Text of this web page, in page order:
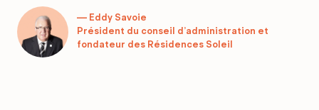
— Eddy Savoie
Président du conseil d’administration et
fondateur des Résidences Soleil